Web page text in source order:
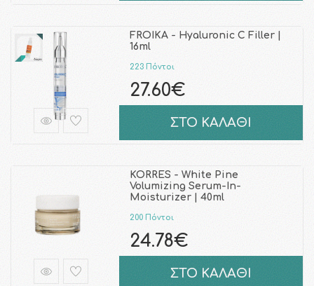
FROIKA - Hyaluronic C Filler |
16ml
223 Πόντοι
27.60€
ΣΤΟ ΚΑΛΑΘΙ
KORRES - White Pine
Volumizing Serum-In-
Moisturizer | 40ml
200 Πόντοι
24.78€
ΣΤΟ ΚΑΛΑΘΙ